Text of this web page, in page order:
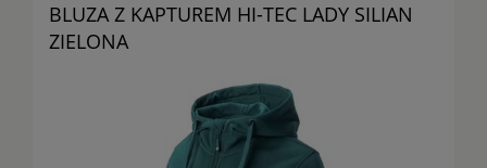
BLUZA Z KAPTUREM HI-TEC LADY SILIAN
ZIELONA